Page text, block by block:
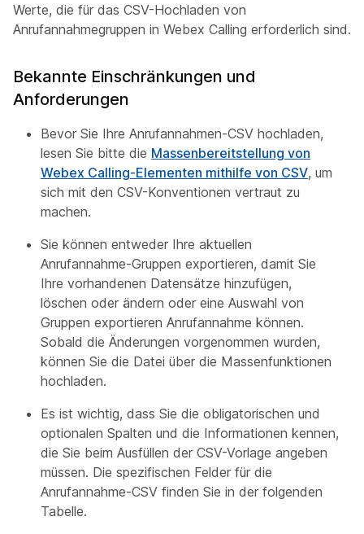
Werte, die für das CSV-Hochladen von
Anrufannahmegruppen in Webex Calling erforderlich sind.
Bekannte Einschränkungen und
Anforderungen
Bevor Sie Ihre Anrufannahmen-CSV hochladen,
lesen Sie bitte die Massenbereitstellung von
Webex Calling-Elementen mithilfe von CSV, um
sich mit den CSV-Konventionen vertraut zu
machen.
Sie können entweder Ihre aktuellen
Anrufannahme-Gruppen exportieren, damit Sie
Ihre vorhandenen Datensätze hinzufügen,
löschen oder ändern oder eine Auswahl von
Gruppen exportieren Anrufannahme können.
Sobald die Änderungen vorgenommen wurden,
können Sie die Datei über die Massenfunktionen
hochladen.
Es ist wichtig, dass Sie die obligatorischen und
optionalen Spalten und die Informationen kennen,
die Sie beim Ausfüllen der CSV-Vorlage angeben
müssen. Die spezifischen Felder für die
Anrufannahme-CSV finden Sie in der folgenden
Tabelle.